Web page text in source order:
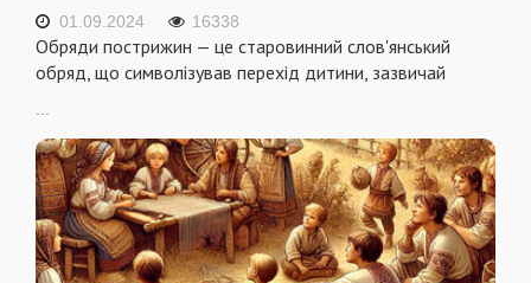
01.09.2024 16338
Обряди пострижин — це старовинний слов'янський
обряд, що символізував перехід дитини, зазвичай